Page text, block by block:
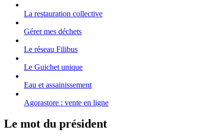
La restauration collective
Gérer mes déchets
Le réseau Filibus
Le Guichet unique
Eau et assainissement
Agorastore : vente en ligne
Le mot du président